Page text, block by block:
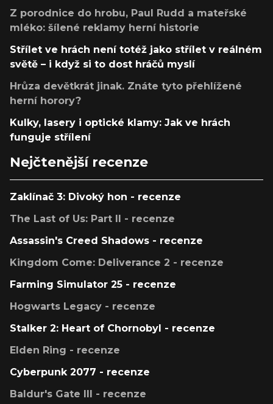
Z porodnice do hrobu, Paul Rudd a mateřské
mléko: šílené reklamy herní historie
Střílet ve hrách není totéž jako střílet v reálném
světě – i když si to dost hráčů myslí
Hrůza devětkrát jinak. Znáte tyto přehlížené
herní horory?
Kulky, lasery i optické klamy: Jak ve hrách
funguje střílení
Nejčtenější recenze
Zaklínač 3: Divoký hon - recenze
The Last of Us: Part II - recenze
Assassin's Creed Shadows - recenze
Kingdom Come: Deliverance 2 - recenze
Farming Simulator 25 - recenze
Hogwarts Legacy - recenze
Stalker 2: Heart of Chornobyl - recenze
Elden Ring - recenze
Cyberpunk 2077 - recenze
Baldur's Gate III - recenze